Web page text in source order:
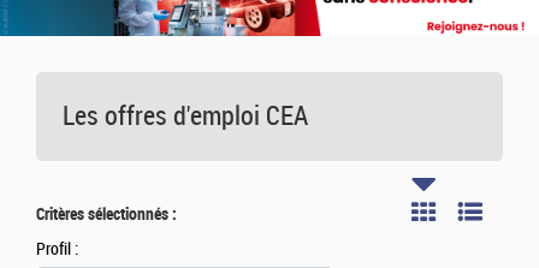
Les offres d'emploi CEA
Critères sélectionnés :
Profil :